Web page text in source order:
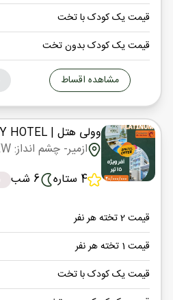
قیمت یک کودک با تخت
قیمت یک کودک بدون تخت
مشاهده اقساط
وولی هتل | VOLLEY HOTEL
ازمیر- چشم انداز: LAND VIEW
4 ستاره
6 شب
قیمت 2 تخته هر نفر
قیمت 1 تخته هر نفر
قیمت یک کودک با تخت